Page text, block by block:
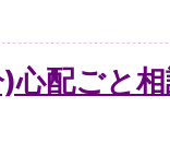
配ごと